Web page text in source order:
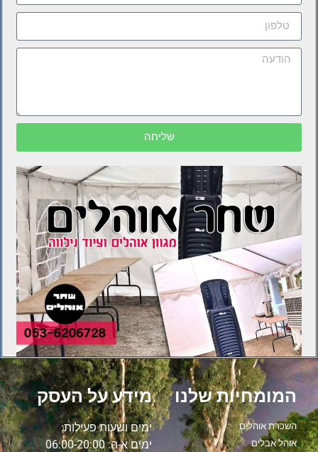
שליחה
המומחיות שלנו
השכרת אוהלים
אוהל אבלים
מידע על העסק
ימים ושעות פעילות:
ימים א-ה: 06:00-20:00